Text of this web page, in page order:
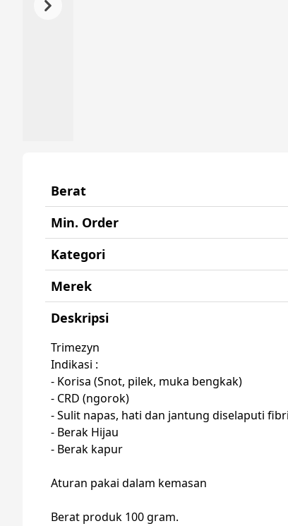
Previous
Next
Berat
Min. Order
Kategori
Merek
Deskripsi
Trimezyn
Indikasi :
- Korisa (Snot, pilek, muka bengkak)
- CRD (ngorok)
- Sulit napas, hati dan jantung diselaputi
- Berak Hijau
- Berak kapur
Aturan pakai dalam kemasan
Berat produk 100 gram.